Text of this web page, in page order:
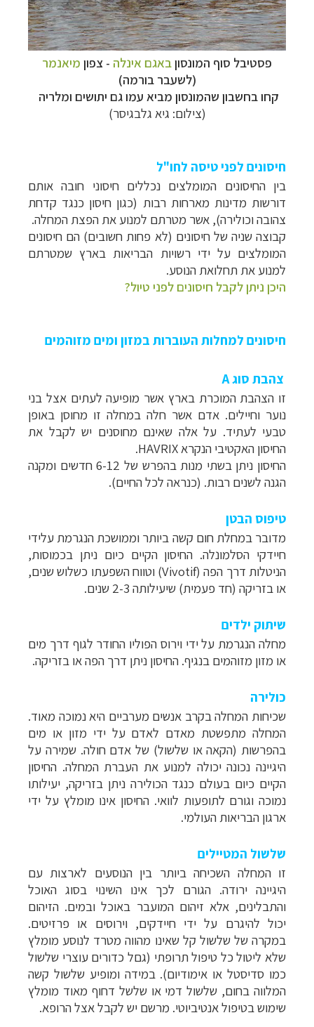
פסטיבל סוף המונסוןבאגם אינלה - צפון מיאנמר
(לשעבר בורמה)
קחו בחשבון שהמונסון מביא עמו גם יתושים ומלריה
(צילום: גיא גלבגיסר)
חיסונים לפני טיסה לחו"ל
בין החיסונים המומלצים נכללים חיסוני חובה אותם
דורשות מדינות מארחות רבות (כגון חיסון כנגד קדחת
צהובה וכולירה), אשר מטרתם למנוע את הפצת המחלה.
קבוצה שניה של חיסונים (לא פחות חשובים) הם חיסונים
המומלצים על ידי רשויות הבריאות בארץ שמטרתם
למנוע את תחלואת הנוסע.
היכן ניתן לקבל חיסונים לפני טיול?
חיסונים למחלות העוברות במזון ומים מזוהמים
צהבת סוג A
זו הצהבת המוכרת בארץ אשר מופיעה לעתים אצל בני
נוער וחיילים. אדם אשר חלה במחלה זו מחוסן באופן
טבעי לעתיד. על אלה שאינם מחוסנים יש לקבל את
החיסון האקטיבי הנקרא HAVRIX.
החיסון ניתן בשתי מנות בהפרש של 6-12 חדשים ומקנה
הגנה לשנים רבות. (כנראה לכל החיים).
טיפוס הבטן
מדובר במחלת חום קשה ביותר וממושכת הנגרמת עלידי
חיידקי הסלמונלה. החיסון הקיים כיום ניתן בכמוסות,
הניטלות דרך הפה (Vivotif) וטווח השפעתו כשלוש שנים,
או בזריקה (חד פעמית) שיעילותה 2-3 שנים.
שיתוק ילדים
מחלה הנגרמת על ידי וירוס הפוליו החודר לגוף דרך מים
או מזון מזוהמים בנגיף. החיסון ניתן דרך הפה או בזריקה.
כולירה
שכיחות המחלה בקרב אנשים מערביים היא נמוכה מאוד.
המחלה מתפשטת מאדם לאדם על ידי מזון או מים
בהפרשות (הקאה או שלשול) של אדם חולה. שמירה על
היגיינה נכונה יכולה למנוע את העברת המחלה. החיסון
הקיים כיום בעולם כנגד הכולירה ניתן בזריקה, יעילותו
נמוכה וגורם לתופעות לוואי. החיסון אינו מומלץ על ידי
ארגון הבריאות העולמי.
שלשול המטיילים
זו המחלה השכיחה ביותר בין הנוסעים לארצות עם
היגיינה ירודה. הגורם לכך אינו השינוי בסוג האוכל
והתבלינים, אלא זיהום המועבר באוכל ובמים. הזיהום
יכול להיגרם על ידי חיידקים, וירוסים או פרזיטים.
במקרה של שלשול קל שאינו מהווה מטרד לנוסע מומלץ
שלא ליטול כל טיפול תרופתי (גםל כדורים עוצרי שלשול
כמו סדיסטל או אימודיום). במידה ומופיע שלשול קשה
המלווה בחום, שלשול דמי או שלשל דחוף מאוד מומלץ
שימוש בטיפול אנטיביוטי. מרשם יש לקבל אצל הרופא.
קרוזים והפלגות נופשלחצו לרשימת היעדים »
תכנוןטיולים לאמריקה הצפונית לחצו לרשימת
היעדים »